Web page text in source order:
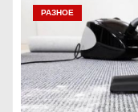
РАЗНОЕ